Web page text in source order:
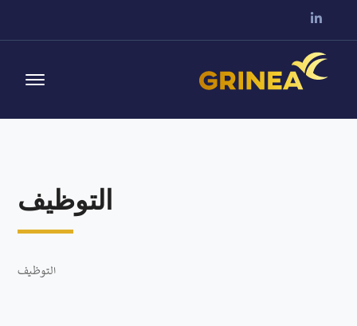
التوظيف
التوظيف